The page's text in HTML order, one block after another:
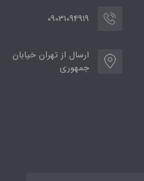
09031094919
ارسال از تهران خیابان
جمهوری